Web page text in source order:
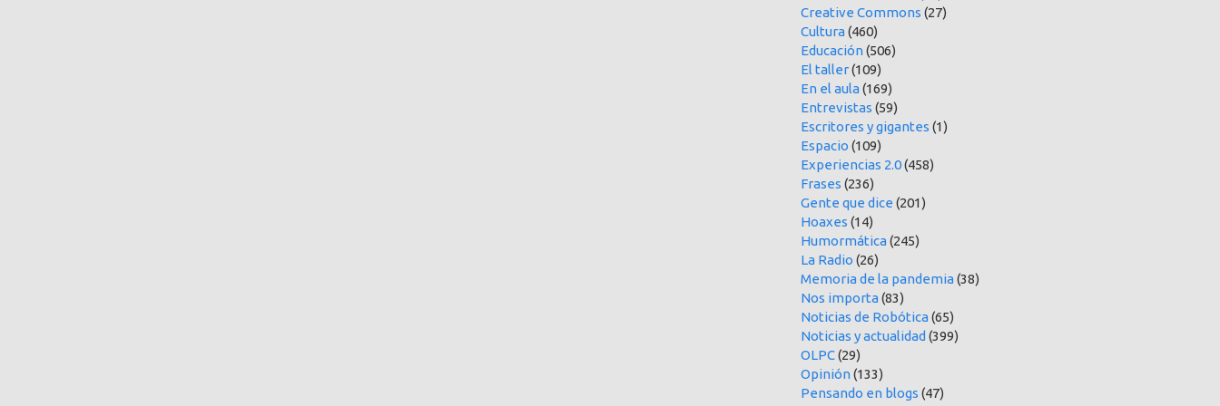
Creative Commons (27)
Cultura(460)
Educación(506)
El taller(109)
En el aula(169)
Entrevistas (59)
Escritores y gigantes (1)
Espacio (109)
Experiencias 2.0(458)
Frases (236)
Gente que dice (201)
Hoaxes (14)
Humormática(245)
La Radio (26)
Memoria de la pandemia(38)
Nos importa(83)
Noticias de Robótica(65)
Noticias y actualidad (399)
OLPC(29)
Opinión(133)
Pensando en blogs (47)